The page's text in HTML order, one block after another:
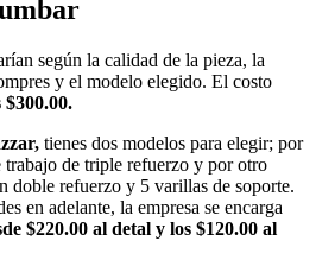
según la calidad de la pieza, la
y el modelo elegido. El costo
$300.00.
tienes dos modelos para elegir; por
de triple refuerzo y por otro
doble refuerzo y 5 varillas de soporte.
en adelante, la empresa se encarga
$220.00 al detal y los $120.00 al